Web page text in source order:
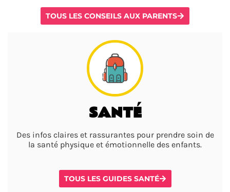
TOUS LES CONSEILS AUX PARENTS
SANTÉ
Des infos claires et rassurantes pour prendre soin de
la santé physique et émotionnelle des enfants.
TOUS LES GUIDES SANTÉ